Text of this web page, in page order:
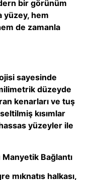
bir görünüm
yüzey, hem
de zamanla
sayesinde
düzeyde
kenarları ve tuş
kısımlar
yüzeyler ile
Bağlantı
mıknatıs halkası,